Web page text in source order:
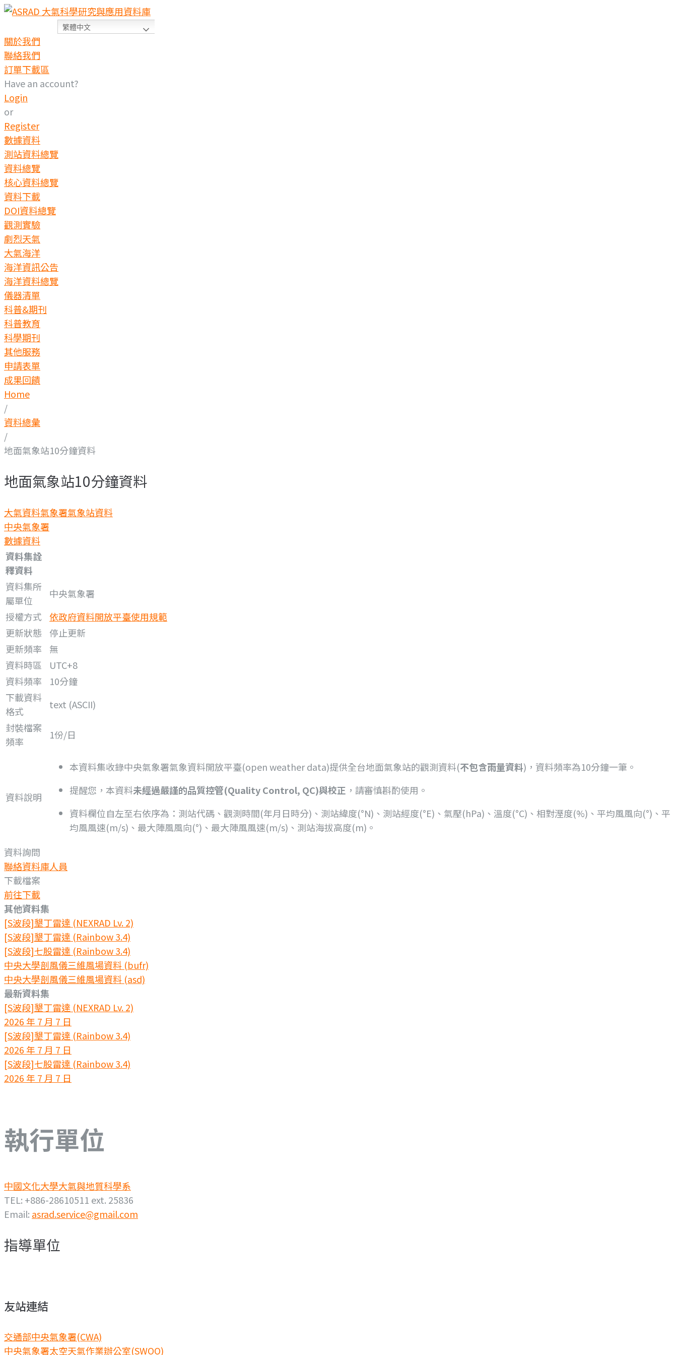
繁體中文
關於我們
聯絡我們
訂單下載區
Have an account?
Login
or
Register
數據資料
測站資料總覽
資料總覽
核心資料總覽
資料下載
DOI資料總覽
觀測實驗
劇烈天氣
大氣海洋
海洋資訊公告
海洋資料總覽
儀器清單
科普&期刊
科普教育
科學期刊
其他服務
申請表單
成果回饋
Home
/
資料總彙
/
地面氣象站10分鐘資料
地面氣象站10分鐘資料
大氣資料氣象署氣象站資料
中央氣象署
數據資料
資料集詮
釋資料
資料集所
屬單位
中央氣象署
授權方式
依政府資料開放平臺使用規範
更新狀態
停止更新
更新頻率
無
資料時區
UTC+8
資料頻率
10分鐘
下載資料
格式
text (ASCII)
封裝檔案
頻率
1份/日
資料說明
本資料集收錄中央氣象署氣象資料開放平臺(open weather data)提供全台地面氣象站的觀測資料(不包含雨量資料)，資料頻率為10分鐘一筆。
提醒您，本資料未經過嚴謹的品質控管(Quality Control, QC)與校正 ，請審慎斟酌使用。
資料欄位自左至右依序為：測站代碼、觀測時間(年月日時分)、測站緯度(°N)、測站經度(°E)、氣壓(hPa)、溫度(°C)、相對溼度(%)、平均風風向(°)、平
均風風速(m/s)、最大陣風風向(°)、最大陣風風速(m/s)、測站海拔高度(m)。
資料詢問
聯絡資料庫人員
下載檔案
前往下載
其他資料集
[S波段]墾丁雷達 (NEXRAD Lv. 2)
[S波段]墾丁雷達 (Rainbow 3.4)
[S波段]七股雷達 (Rainbow 3.4)
中央大學剖風儀三維風場資料 (bufr)
中央大學剖風儀三維風場資料 (asd)
最新資料集
[S波段]墾丁雷達 (NEXRAD Lv. 2)
2026 年 7 月 7 日
[S波段]墾丁雷達 (Rainbow 3.4)
2026 年 7 月 7 日
[S波段]七股雷達 (Rainbow 3.4)
2026 年 7 月 7 日
執行單位
中國文化大學大氣與地質科學系
TEL: +886-28610511 ext. 25836
Email: asrad.service@gmail.com
指導單位
友站連結
交通部中央氣象署(CWA)
中央氣象署太空天氣作業辦公室(SWOO)